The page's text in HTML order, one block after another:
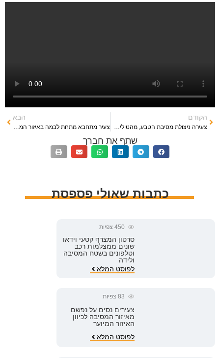
הקודם
צעירה ניצולת מסיבת הטבע, מהטילים ועד לחילוץ
הבא
צעיר מתחבא מתחת לבמה באיזור המסיבה ועובר להתחבא בין העצים
שתף את חברך
כתבות שאולי פספסת
450צפיות
סרטון המצרף קטעי וידאו
שונים ממצלמות רכב
וטלפונים בשטח המסיבה
ולידה
לפוסט המלא
83צפיות
צעירים נסים על נפשם
מאיזור המסיבה לכיוון
האיזור המיוער
לפוסט המלא